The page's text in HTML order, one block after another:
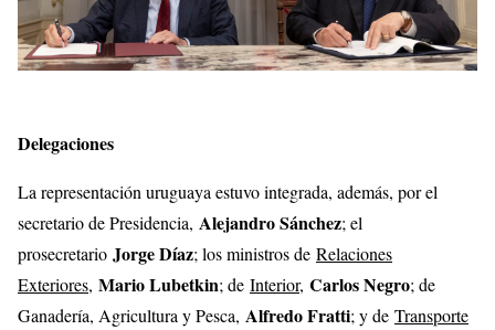
Delegaciones
La representación uruguaya estuvo integrada, además, por el
secretario de Presidencia, Alejandro Sánchez; el
prosecretario Jorge Díaz; los ministros de Relaciones
Exteriores, Mario Lubetkin; de Interior, Carlos Negro; de
Ganadería, Agricultura y Pesca, Alfredo Fratti; y de Transporte